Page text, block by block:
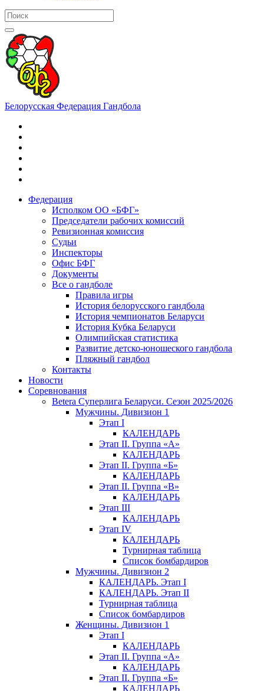
Белорусская Федерация Гандбола
Федерация
Исполком ОО «БФГ»
Председатели рабочих комиссий
Ревизионная комиссия
Судьи
Инспекторы
Офис БФГ
Документы
Все о гандболе
Правила игры
История белорусского гандбола
История чемпионатов Беларуси
История Кубка Беларуси
Олимпийская статистика
Развитие детско-юношеского гандбола
Пляжный гандбол
Контакты
Новости
Соревнования
Betera Суперлига Беларуси. Сезон 2025/2026
Мужчины. Дивизион 1
Этап I
КАЛЕНДАРЬ
Этап II. Группа «А»
КАЛЕНДАРЬ
Этап II. Группа «Б»
КАЛЕНДАРЬ
Этап II. Группа «В»
КАЛЕНДАРЬ
Этап III
КАЛЕНДАРЬ
Этап IV
КАЛЕНДАРЬ
Турнирная таблица
Список бомбардиров
Мужчины. Дивизион 2
КАЛЕНДАРЬ. Этап I
КАЛЕНДАРЬ. Этап II
Турнирная таблица
Список бомбардиров
Женщины. Дивизион 1
Этап I
КАЛЕНДАРЬ
Этап II. Группа «А»
КАЛЕНДАРЬ
Этап II. Группа «Б»
КАЛЕНДАРЬ